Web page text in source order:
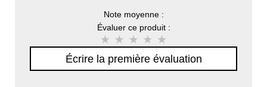
Note moyenne :
Évaluer ce produit :
Écrire la première évaluation